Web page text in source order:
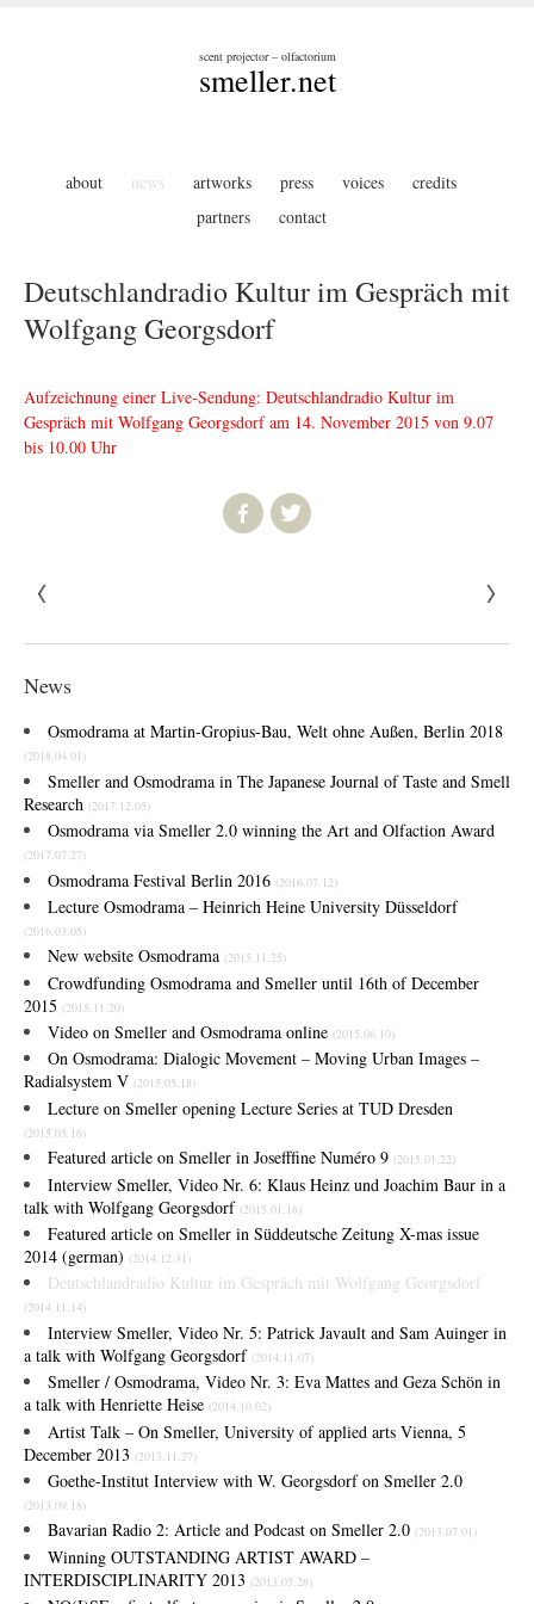
scent projector – olfactorium
smeller.net
about news artworks press voices
credits
partners
contact
Deutschlandradio Kultur im Gespräch mit
Wolfgang Georgsdorf
Aufzeichnung einer Live-Sendung: Deutschlandradio Kultur im
Gespräch mit Wolfgang Georgsdorf am 14. November 2015 von 9.07
bis 10.00 Uhr
News
Osmodrama at Martin-Gropius-Bau, Welt ohne Außen, Berlin 2018
(2018.04.01)
Smeller and Osmodrama in The Japanese Journal of Taste and Smell
Research (2017.12.05)
Osmodrama via Smeller 2.0 winning the Art and Olfaction Award
(2017.07.27)
Osmodrama Festival Berlin 2016 (2016.07.12)
Lecture Osmodrama – Heinrich Heine University Düsseldorf
(2016.03.05)
New website Osmodrama (2015.11.25)
Crowdfunding Osmodrama and Smeller until 16th of December
2015 (2015.11.20)
Video on Smeller and Osmodrama online (2015.06.10)
On Osmodrama: Dialogic Movement – Moving Urban Images –
Radialsystem V (2015.05.18)
Lecture on Smeller opening Lecture Series at TUD Dresden
(2015.05.16)
Featured article on Smeller in Josefffine Numéro 9 (2015.01.22)
Interview Smeller, Video Nr. 6: Klaus Heinz und Joachim Baur in a
talk with Wolfgang Georgsdorf (2015.01.16)
Featured article on Smeller in Süddeutsche Zeitung X-mas issue
2014 (german) (2014.12.31)
Deutschlandradio Kultur im Gespräch mit Wolfgang Georgsdorf
(2014.11.14)
Interview Smeller, Video Nr. 5: Patrick Javault and Sam Auinger in
a talk with Wolfgang Georgsdorf (2014.11.07)
Smeller / Osmodrama, Video Nr. 3: Eva Mattes and Geza Schön in
a talk with Henriette Heise (2014.10.02)
Artist Talk – On Smeller, University of applied arts Vienna, 5
December 2013 (2013.11.27)
Goethe-Institut Interview with W. Georgsdorf on Smeller 2.0
(2013.09.18)
Bavarian Radio 2: Article and Podcast on Smeller 2.0 (2013.07.01)
Winning OUTSTANDING ARTIST AWARD –
INTERDISCIPLINARITY 2013 (2013.05.28)